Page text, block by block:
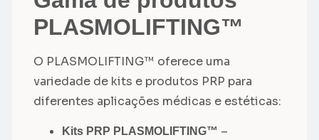
PLASMOLIFTING™
O PLASMOLIFTING™ oferece uma
variedade de kits e produtos PRP para
diferentes aplicações médicas e estéticas:
Kits PRP PLASMOLIFTING™ –